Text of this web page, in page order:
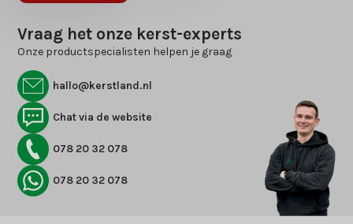
Vraag het onze kerst-experts
Onze productspecialisten helpen je graag
hallo@kerstland.nl
Chat via de website
078 20 32 078
078 20 32 078